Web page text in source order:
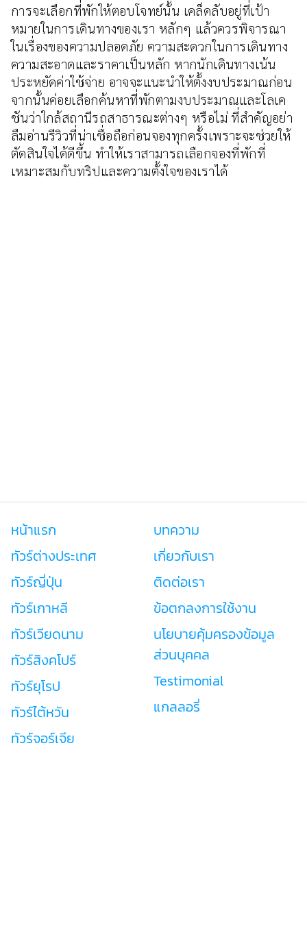
การจะเลือกที่พักให้ตอบโจทย์นั้น เคล็ดลับอยู่ที่เป้า
หมายในการเดินทางของเรา หลักๆ แล้วควรพิจารณา
ในเรื่องของความปลอดภัย ความสะดวกในการเดินทาง
ความสะอาดและราคาเป็นหลัก หากนักเดินทางเน้น
ประหยัดค่าใช้จ่าย อาจจะแนะนำให้ตั้งงบประมาณก่อน
จากนั้นค่อยเลือกค้นหาที่พักตามงบประมาณและโลเค
ชันว่าใกล้สถานีรถสาธารณะต่างๆ หรือไม่ ที่สำคัญอย่า
ลืมอ่านรีวิวที่น่าเชื่อถือก่อนจองทุกครั้งเพราะจะช่วยให้
ตัดสินใจได้ดีขึ้น ทำให้เราสามารถเลือกจองที่พักที่
เหมาะสมกับทริปและความตั้งใจของเราได้
หน้าแรก
ทัวร์ต่างประเทศ
ทัวร์ญี่ปุ่น
ทัวร์เกาหลี
ทัวร์เวียดนาม
ทัวร์สิงคโปร์
ทัวร์ยุโรป
ทัวร์ไต้หวัน
ทัวร์จอร์เจีย
บทความ
เกี่ยวกับเรา
ติดต่อเรา
ข้อตกลงการใช้งาน
นโยบายคุ้มครองข้อมูล
ส่วนบุคคล
Testimonial
แกลลอรี่